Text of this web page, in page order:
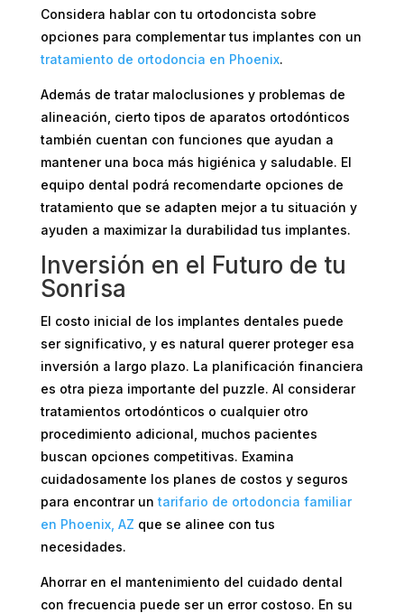
Considera hablar con tu ortodoncista sobre
opciones para complementar tus implantes con un
tratamiento de ortodoncia en Phoenix.
Además de tratar maloclusiones y problemas de
alineación, cierto tipos de aparatos ortodónticos
también cuentan con funciones que ayudan a
mantener una boca más higiénica y saludable. El
equipo dental podrá recomendarte opciones de
tratamiento que se adapten mejor a tu situación y
ayuden a maximizar la durabilidad tus implantes.
Inversión en el Futuro de tu
Sonrisa
El costo inicial de los implantes dentales puede
ser significativo, y es natural querer proteger esa
inversión a largo plazo. La planificación financiera
es otra pieza importante del puzzle. Al considerar
tratamientos ortodónticos o cualquier otro
procedimiento adicional, muchos pacientes
buscan opciones competitivas. Examina
cuidadosamente los planes de costos y seguros
para encontrar un tarifario de ortodoncia familiar
en Phoenix, AZ que se alinee con tus
necesidades.
Ahorrar en el mantenimiento del cuidado dental
con frecuencia puede ser un error costoso. En su